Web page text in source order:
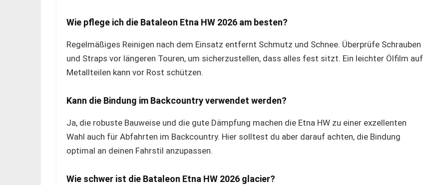
Wie pflege ich die Bataleon Etna HW 2026 am besten?
Regelmäßiges Reinigen nach dem Einsatz entfernt Schmutz und Schnee. Überprüfe Schrauben
und Straps vor längeren Touren, um sicherzustellen, dass alles fest sitzt. Ein leichter Ölfilm auf
Metallteilen kann vor Rost schützen.
Kann die Bindung im Backcountry verwendet werden?
Ja, die robuste Bauweise und die gute Dämpfung machen die Etna HW zu einer exzellenten
Wahl auch für Abfahrten im Backcountry. Hier solltest du aber darauf achten, die Bindung
optimal an deinen Fahrstil anzupassen.
Wie schwer ist die Bataleon Etna HW 2026 glacier?